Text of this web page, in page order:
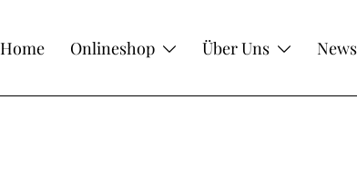
Home Onlineshop Über Uns News